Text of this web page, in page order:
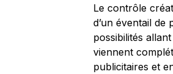
Le contrôle
d’un éventail de
possibilités
viennent
publicitaires et